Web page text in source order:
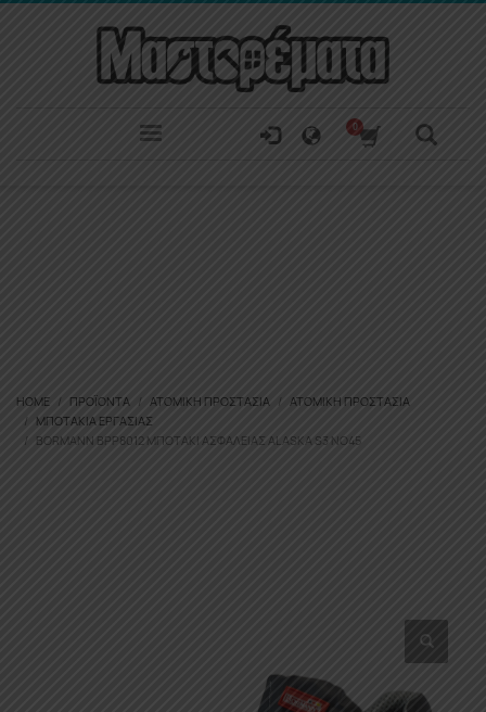
HOME ΠΡΟΪΌΝΤΑ ΑΤΟΜΙΚΉ ΠΡΟΣΤΑΣΊΑ
ΑΤΟΜΙΚΉ ΠΡΟΣΤΑΣΊΑ
ΜΠΟΤΆΚΙΑ ΕΡΓΑΣΊΑΣ
BORMANN BPP8012 ΜΠΟΤΆΚΙ ΑΣΦΑΛΕΊΑΣ ALASKA S3 ΝΟ45